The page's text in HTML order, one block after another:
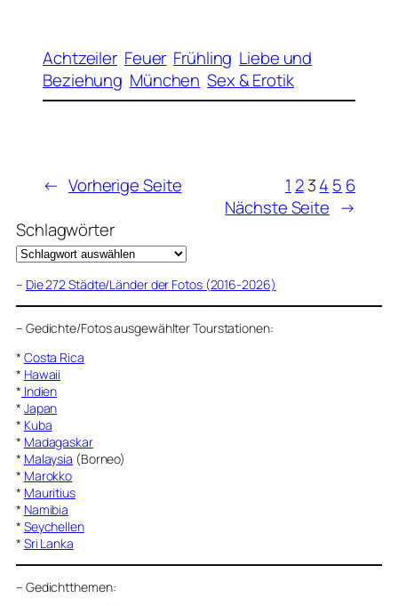
Achtzeiler Feuer Frühling Liebe und
Beziehung München Sex & Erotik
← Vorherige Seite 1 2 34 5 6
Nächste Seite →
Schlagwörter
– Die 272 Städte/Länder der Fotos (2016-2026)
– Gedichte/Fotos ausgewählter Tourstationen:
* Costa Rica
* Hawaii
* Indien
* Japan
* Kuba
* Madagaskar
* Malaysia (Borneo)
* Marokko
* Mauritius
* Namibia
* Seychellen
* Sri Lanka
– Gedichtthemen: